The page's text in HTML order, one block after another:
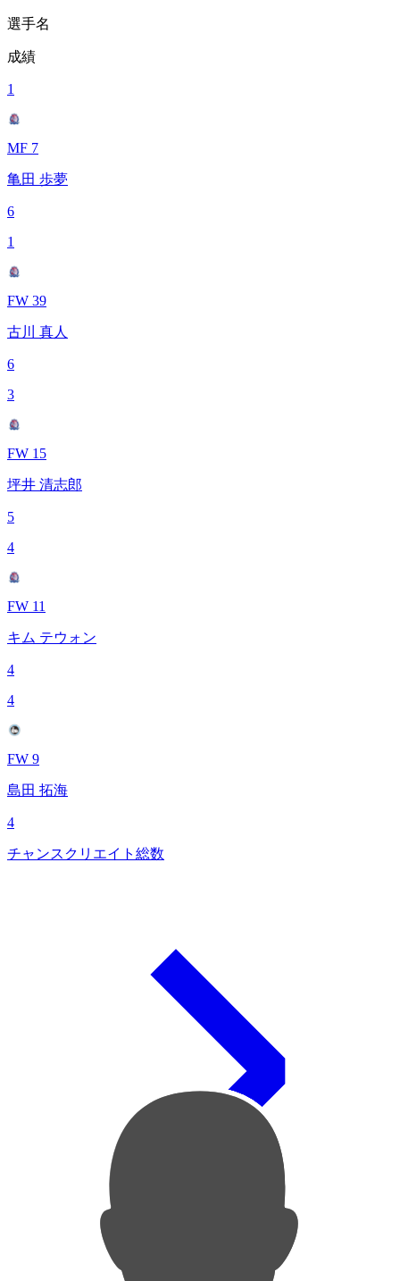
選手名
成績
1
MF 7
亀田 歩夢
6
1
FW 39
古川 真人
6
3
FW 15
坪井 清志郎
5
4
FW 11
キム テウォン
4
4
FW 9
島田 拓海
4
チャンスクリエイト総数